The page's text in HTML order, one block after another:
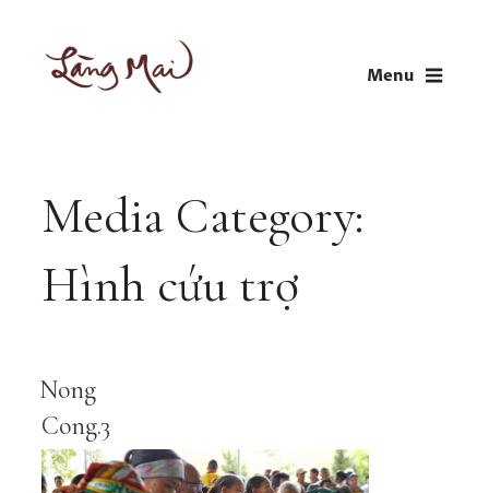
content
Menu
Media Category:
Hình cứu trợ
Nong
Cong.3